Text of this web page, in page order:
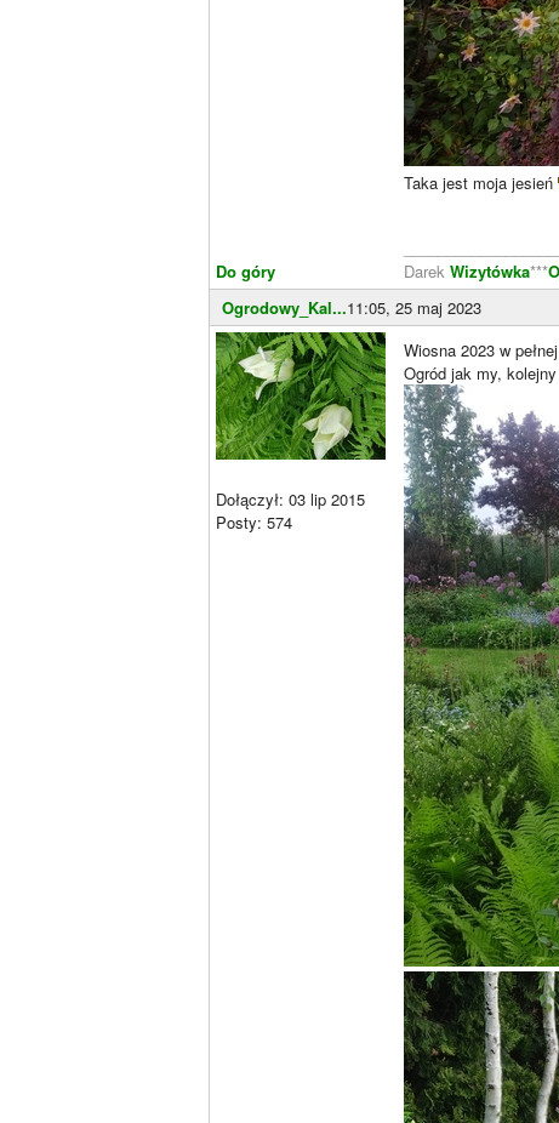
Do góry
Taka jest moja jesień
Darek Wizytówka***
Ogrodowy_Kal...11:05, 25 maj 2023
Dołączył: 03 lip 2015
Posty: 574
Wiosna 2023 w
Ogród jak my,